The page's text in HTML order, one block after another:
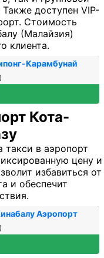
доступен VIP-
Стоимость
(Малайзия)
клиента.
Карамбунай
Кота-
такси в аэропорт
цену и
избавиться от
и обеспечит
Аэропорт